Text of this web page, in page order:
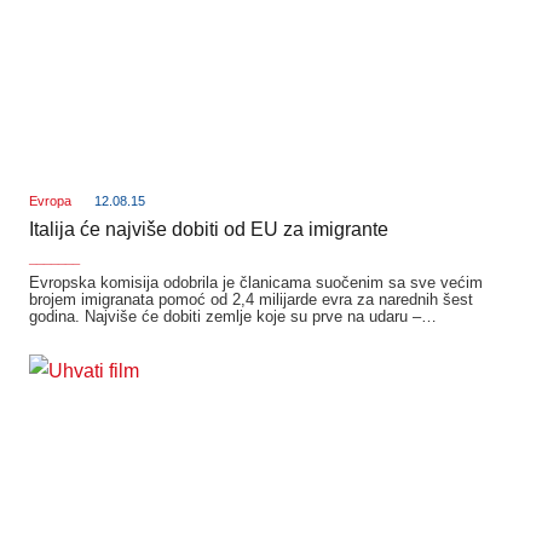
Evropa 12.08.15
Italija će najviše dobiti od EU za imigrante
Evropska komisija odobrila je članicama suočenim sa sve većim
brojem imigranata pomoć od 2,4 milijarde evra za narednih šest
godina. Najviše će dobiti zemlje koje su prve na udaru –…